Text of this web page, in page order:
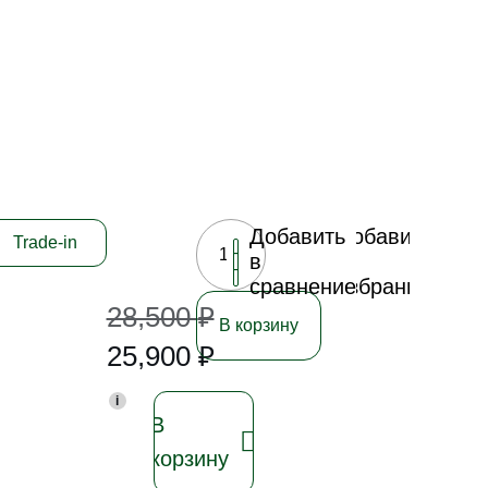
Trade-in
28,500₽
25,900₽
i
В
корзину
В корзину
Добавить
в
сравнение
Добавить
избранное